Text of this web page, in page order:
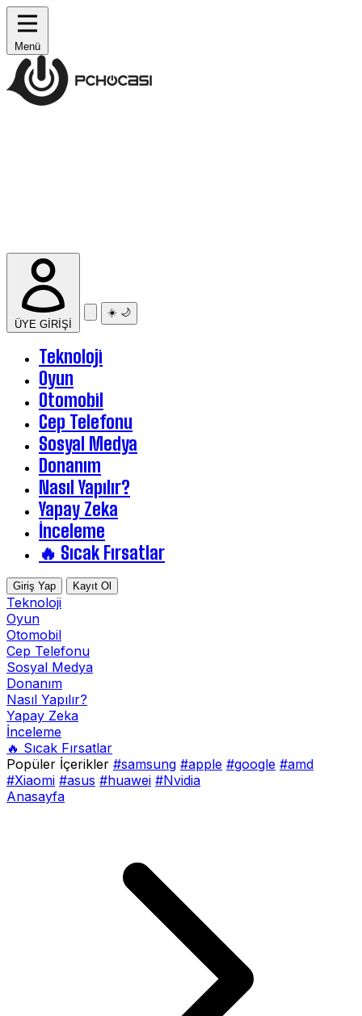
Menü
ÜYE GİRİŞİ
☀️ 🌙
Teknoloji
Oyun
Otomobil
Cep Telefonu
Sosyal Medya
Donanım
Nasıl Yapılır?
Yapay Zeka
İnceleme
🔥 Sıcak Fırsatlar
Giriş Yap Kayıt Ol
Teknoloji
Oyun
Otomobil
Cep Telefonu
Sosyal Medya
Donanım
Nasıl Yapılır?
Yapay Zeka
İnceleme
🔥 Sıcak Fırsatlar
Popüler İçerikler #samsung #apple #google #amd
#Xiaomi #asus #huawei #Nvidia
Anasayfa